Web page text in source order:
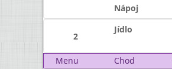
Nápoj
2
Jídlo
Menu Chod